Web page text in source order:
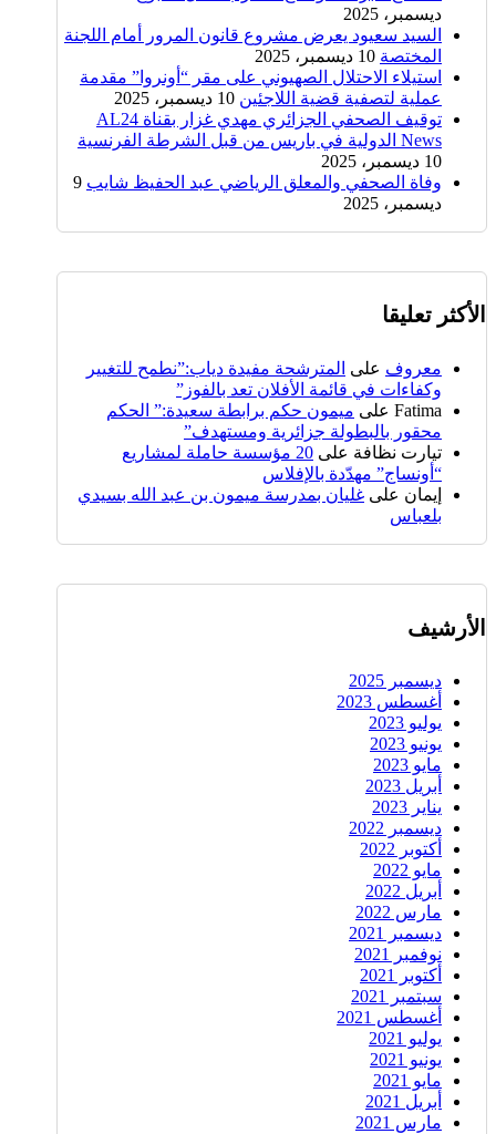
ديسمبر، 2025
السيد سعيود يعرض مشروع قانون المرور أمام اللجنة
المختصة 10 ديسمبر، 2025
استيلاء الاحتلال الصهيوني على مقر “أونروا” مقدمة
عملية لتصفية قضية اللاجئين 10 ديسمبر، 2025
توقيف الصحفي الجزائري مهدي غزار بقناة AL24
News الدولية في باريس من قبل الشرطة الفرنسية
10 ديسمبر، 2025
وفاة الصحفي والمعلق الرياضي عبد الحفيظ شايب 9
ديسمبر، 2025
الأكثر تعليقا
معروف على المترشحة مفيدة دياب:”نطمح للتغيير
وكفاءات في قائمة الأفلان تعد بالفوز”
Fatima على ميمون حكم برابطة سعيدة:” الحكم
محقور بالبطولة جزائرية ومستهدف”
تيارت نظافة على
20 مؤسسة حاملة لمشاريع
“أونساج” مهدّدة بالإفلاس
إيمان على غليان بمدرسة ميمون بن عبد الله بسيدي
بلعباس
الأرشيف
ديسمبر 2025
أغسطس 2023
يوليو 2023
يونيو 2023
مايو 2023
أبريل 2023
يناير 2023
ديسمبر 2022
أكتوبر 2022
مايو 2022
أبريل 2022
مارس 2022
ديسمبر 2021
نوفمبر 2021
أكتوبر 2021
سبتمبر 2021
أغسطس 2021
يوليو 2021
يونيو 2021
مايو 2021
أبريل 2021
مارس 2021